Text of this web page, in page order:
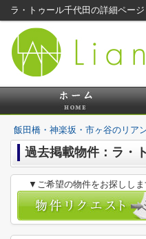
ラ・トゥール千代田の詳細ペー
飯田橋・神楽坂・市ヶ谷のリア
過去掲載物件：ラ・
▼ご希望の物件をお探ししま